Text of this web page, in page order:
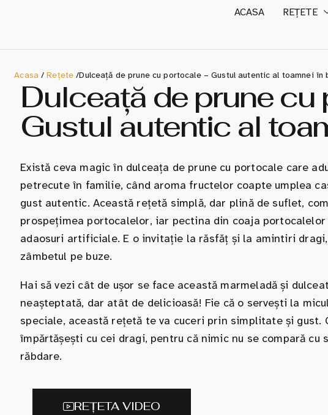
ACASA REȚETE
Acasa/Rețete /Dulceață de prune cu portocale – Gustul autentic al toamnei în
Dulceață de prune cu
Gustul autentic al
Există ceva magic în dulceața de prune cu portocale care
petrecute în familie, când aroma fructelor coapte umplea
gust autentic. Această rețetă simplă, dar plină de suflet,
prospețimea portocalelor, iar pectina din coaja
adaosuri artificiale. E o invitație la răsfăț și la amintiri
zâmbetul pe buze.
Hai să vezi cât de ușor se face această marmeladă și
neașteptată, dar atât de delicioasă! Fie că o servești la
speciale, această rețetă te va cuceri prin simplitate și gust.
împărtășești cu cei dragi, pentru că nimic nu se compară cu
răbdare.
REȚETA VIDEO